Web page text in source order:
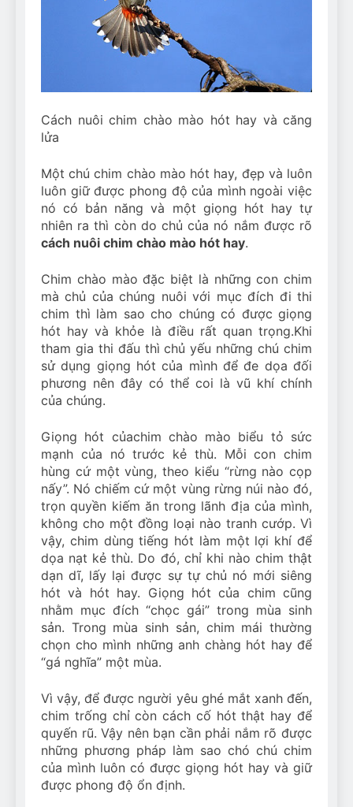
Can Bulldogs Play Fetch?
And How to Train Them!
7 Năm Ago
How Often Do I Need to
Groom My Bulldog
Cách nuôi chim chào mào hót hay và căng
lửa
Một chú chim chào mào hót hay, đẹp và luôn
luôn giữ được phong độ của mình ngoài việc
nó có bản năng và một giọng hót hay tự
nhiên ra thì còn do chủ của nó nắm được rõ
cách nuôi chim chào mào hót hay.
Chim chào mào đặc biệt là những con chim
mà chủ của chúng nuôi với mục đích đi thi
chim thì làm sao cho chúng có được giọng
hót hay và khỏe là điều rất quan trọng.Khi
tham gia thi đấu thì chủ yếu những chú chim
sử dụng giọng hót của mình để đe dọa đối
phương nên đây có thể coi là vũ khí chính
của chúng.
Giọng hót củachim chào mào biểu tỏ sức
mạnh của nó trước kẻ thù. Mỗi con chim
hùng cứ một vùng, theo kiểu “rừng nào cọp
nấy”. Nó chiếm cứ một vùng rừng núi nào đó,
trọn quyền kiếm ăn trong lãnh địa của mình,
không cho một đồng loại nào tranh cướp. Vì
vậy, chim dùng tiếng hót làm một lợi khí để
dọa nạt kẻ thù. Do đó, chỉ khi nào chim thật
dạn dĩ, lấy lại được sự tự chủ nó mới siêng
hót và hót hay. Giọng hót của chim cũng
nhằm mục đích “chọc gái” trong mùa sinh
sản. Trong mùa sinh sản, chim mái thường
chọn cho mình những anh chàng hót hay để
“gá nghĩa” một mùa.
Vì vậy, để được người yêu ghé mắt xanh đến,
chim trống chỉ còn cách cố hót thật hay để
quyến rũ. Vậy nên bạn cần phải nắm rõ được
những phương pháp làm sao chó chú chim
của mình luôn có được giọng hót hay và giữ
được phong độ ổn định.